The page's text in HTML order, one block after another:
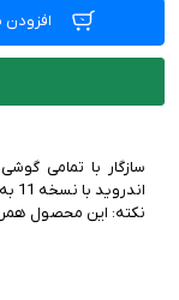
نکته: این محصول همراه با 12 ماه اشتراک فعال